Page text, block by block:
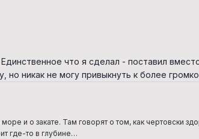
что я сделал - поставил
но никак не могу привыкнуть к более
и о закате. Там говорят о том, как чертовски
где-то в глубине…